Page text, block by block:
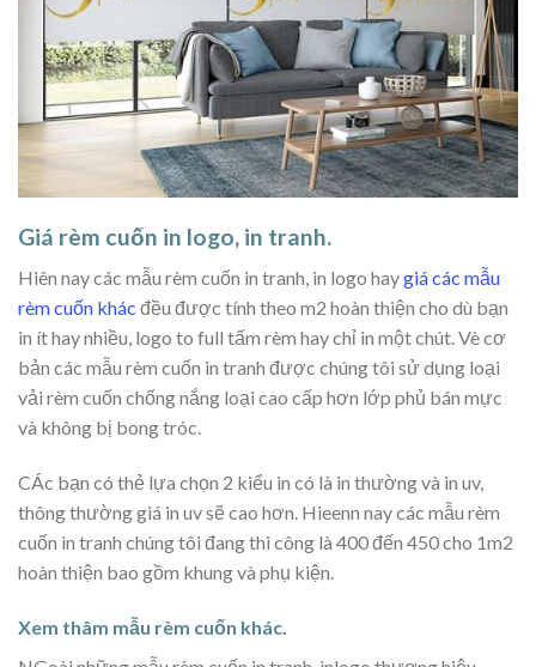
Giá rèm cuốn in logo, in tranh.
Hiên nay các mẫu rèm cuốn in tranh, in logo haygiá các mẫu
rèm cuốn khác đều được tính theo m2 hoàn thiện cho dù bạn
in ít hay nhiều, logo to full tấm rèm hay chỉ in một chút. Vè cơ
bản các mẫu rèm cuốn in tranh được chúng tôi sử dụng loại
vải rèm cuốn chống nắng loại cao cấp hơn lớp phủ bán mực
và không bị bong tróc.
CÁc bạn có thẻ lựa chọn 2 kiểu in có là in thường và in uv,
thông thường giá in uv sẽ cao hơn. Hieenn nay các mẫu rèm
cuốn in tranh chúng tôi đang thi công là 400 đến 450 cho 1m2
hoàn thiện bao gồm khung và phụ kiện.
Xem thâm mẫu rèm cuốn khác.